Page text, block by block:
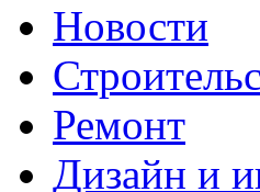
Новости
Ремонт
Дизайн и